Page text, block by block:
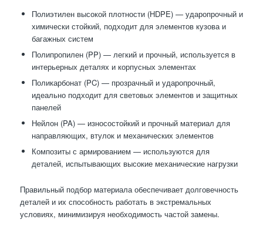
Полиэтилен высокой плотности (HDPE) — ударопрочный и
химически стойкий, подходит для элементов кузова и
багажных систем
Полипропилен (PP) — легкий и прочный, используется в
интерьерных деталях и корпусных элементах
Поликарбонат (PC) — прозрачный и ударопрочный,
идеально подходит для световых элементов и защитных
панелей
Нейлон (PA) — износостойкий и прочный материал для
направляющих, втулок и механических элементов
Композиты с армированием — используются для
деталей, испытывающих высокие механические нагрузки
Правильный подбор материала обеспечивает долговечность
деталей и их способность работать в экстремальных
условиях, минимизируя необходимость частой замены.